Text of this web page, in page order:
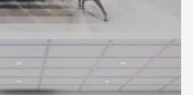
3D Trung Tâm Tiêm
Chơn Thành, Bình